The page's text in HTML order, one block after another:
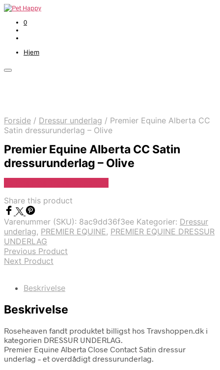
0
Hjem
Forside / Dressur underlag / Premier Equine Alberta CC
Satin dressurunderlag – Olive
Premier Equine Alberta CC Satin
dressurunderlag – Olive
Share this product
Varenummer (SKU): 8ac9dd36f3ee Kategorier: Dressur
underlag, PREMIER EQUINE, PREMIER EQUINE DRESSUR
UNDERLAG
Previous Product
Next Product
Beskrivelse
Beskrivelse
Roseheaven fandt produktet billigst hos Travshoppen.dk i
kategorien DRESSUR UNDERLAG.
Premier Equine Alberta Close Contact Satin dressur
underlag – et overdådigt dressurunderlag.